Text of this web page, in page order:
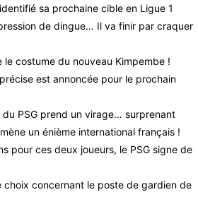
sa prochaine cible en Ligue 1
de dingue… Il va finir par craquer
le costume du nouveau Kimpembe !
est annoncée pour le prochain
du PSG prend un virage… surprenant
un énième international français !
pour ces deux joueurs, le PSG signe de
choix concernant le poste de gardien de